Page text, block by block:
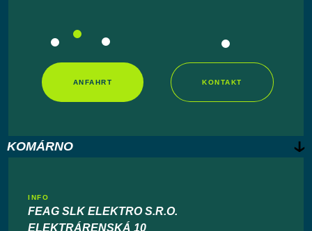
ANFAHRT KONTAKT
KOMÁRNO
INFO
FEAG SLK ELEKTRO S.R.O.
ELEKTRÁRENSKÁ 10